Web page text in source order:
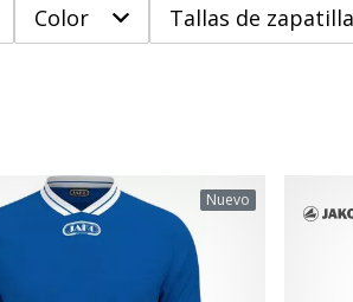
Color Tallas de
Nuevo